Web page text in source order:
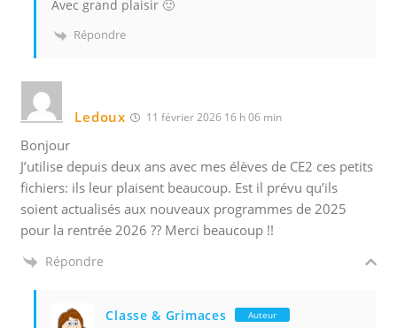
Avec grand plaisir 🙂
Répondre
Ledoux 11 février 2026 16 h 06 min
Bonjour
J’utilise depuis deux ans avec mes élèves de CE2 ces petits
fichiers: ils leur plaisent beaucoup. Est il prévu qu’ils
soient actualisés aux nouveaux programmes de 2025
pour la rentrée 2026 ?? Merci beaucoup !!
Répondre
Classe & Grimaces Auteur